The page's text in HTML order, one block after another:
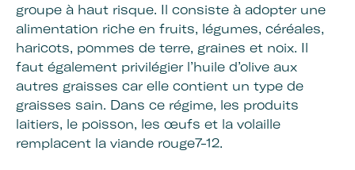
groupe à haut risque. Il consiste à adopter une
alimentation riche en fruits, légumes, céréales,
haricots, pommes de terre, graines et noix. Il
faut également privilégier l’huile d’olive aux
autres graisses car elle contient un type de
graisses sain. Dans ce régime, les produits
laitiers, le poisson, les œufs et la volaille
remplacent la viande rouge7-12.